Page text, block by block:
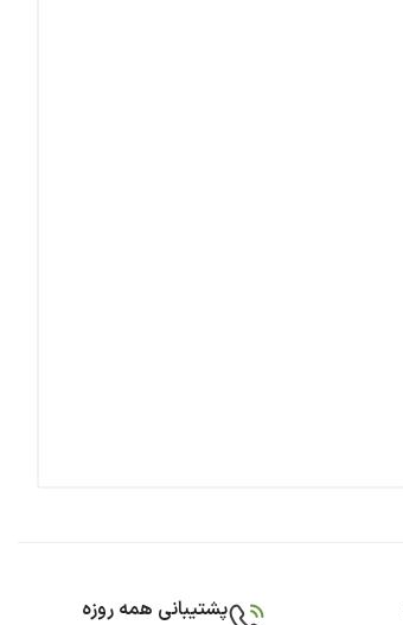
پشتیبانی همه روزه